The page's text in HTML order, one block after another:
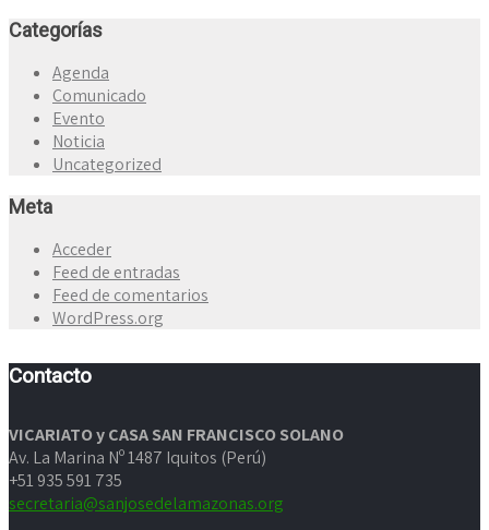
Categorías
Agenda
Comunicado
Evento
Noticia
Uncategorized
Meta
Acceder
Feed de entradas
Feed de comentarios
WordPress.org
Contacto
VICARIATO y CASA SAN FRANCISCO SOLANO
Av. La Marina Nº 1487 Iquitos (Perú)
+51 935 591 735
secretaria@sanjosedelamazonas.org